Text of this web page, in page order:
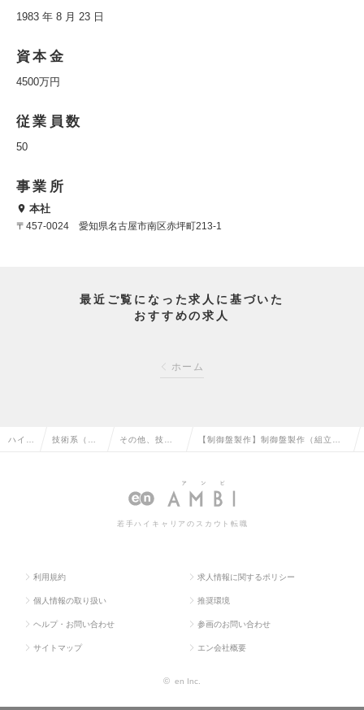
1983 年 8 月 23 日
資本金
4500万円
従業員数
50
事業所
本社
〒457-0024 愛知県名古屋市南区赤坪町213-1
最近ご覧になった求人に基づいた
おすすめの求人
ホーム
ハイク 技術系（電 その他、技術
子・半導体）
【制御盤製作】制御盤製作（組立・
験者歓迎！手当福利厚生充実◎の求
若手ハイキャリアのスカウト転職
利用規約 求人情報に関するポリシー
個人情報の取り扱い 推奨環境
ヘルプ・お問い合わせ 参画のお問い合わせ
サイトマップ エン会社概要
© en Inc.